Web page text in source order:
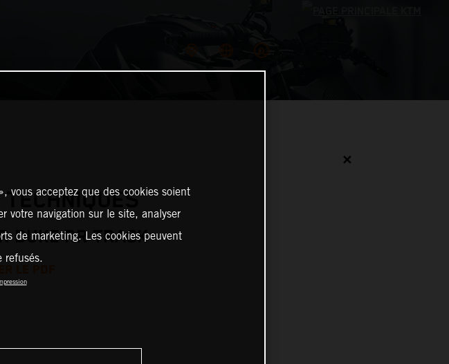
✕
DUKE RR TRACK
vous acceptez que des cookies soient
votre navigation sur le site, analyser
de marketing. Les cookies peuvent
refusés.